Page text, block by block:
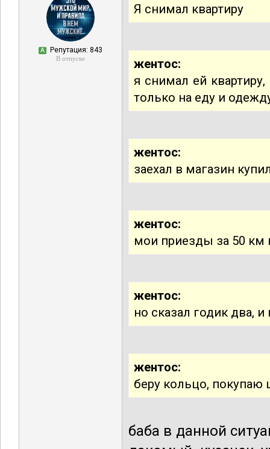
А Репутация: 843
В отпуске
Я снимал квартиру
жентос:
я снимал ей
только на еду и
жентос:
заехал в магазин
жентос:
мои приезды за 50
жентос:
но сказал годик два,
жентос:
беру кольцо, покупаю
баба в данной